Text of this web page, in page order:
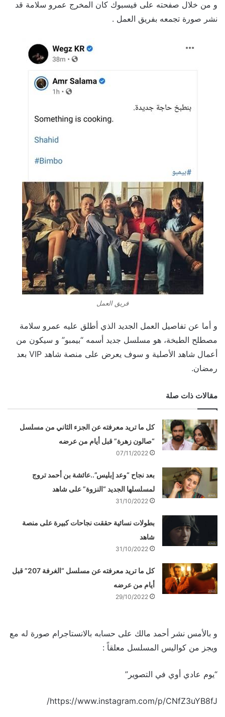
و من خلال صفحته على فيسبوك كان المخرج عمرو سلامة قد
نشر صورة تجمعه بفريق العمل .
فريق العمل
و أما عن تفاصيل العمل الجديد الذي أطلق عليه عمرو سلامة
مصطلح الطبخة، هو مسلسل جديد أسمه “بيمبو” و سيكون من
أعمال شاهد الأصلية و سوف يعرض على منصة شاهد VIP بعد
رمضان.
مقالات ذات صلة
كل ما تريد معرفته عن الجزء الثاني من مسلسل
“صالون زهرة” قبل أيام من عرضه
07/11/2022
بعد نجاح “وعد إبليس”..عائشة بن أحمد تروج
لمسلسلها الجديد “النزوة” على شاهد
31/10/2022
بطولات نسائية حققت نجاحات كبيرة على منصة
شاهد
31/10/2022
كل ما تريد معرفته عن مسلسل “الغرفة 207” قبل
أيام من عرضه
29/10/2022
و بالأمس نشر أحمد مالك على حسابه بالانستاجرام صورة له مع
ويجز من كواليس المسلسل معلقاً :
“يوم عادي أوي في التصوير”
https://www.instagram.com/p/CNfZ3uYB8fJ/